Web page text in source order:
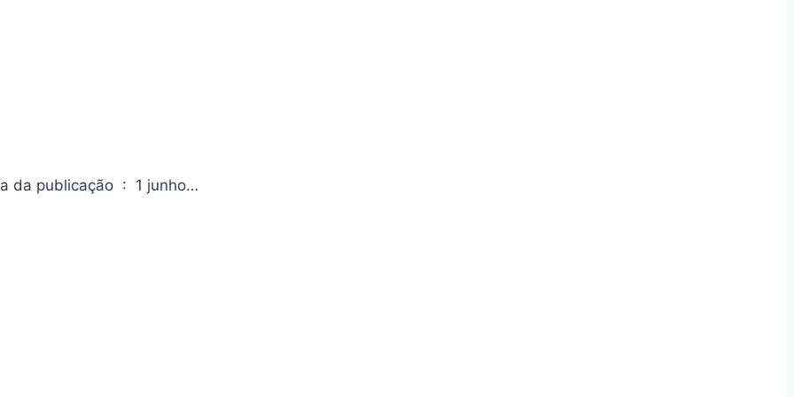
Gash Bell!! – Volume 1 Da editora Editora ‏ : ‎ Editora MPEG Data da publicação ‏ : ‎ 1 junho…